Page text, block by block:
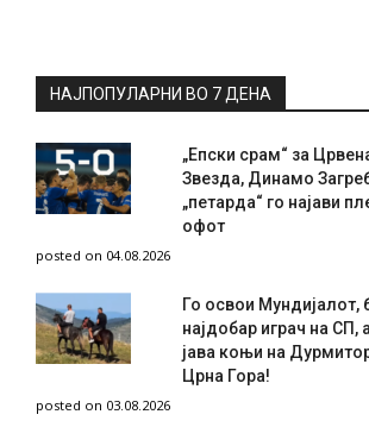
НАЈПОПУЛАРНИ ВО 7 ДЕНА
„Епски срам“ за
Звезда, Динамо
„петарда“ го најави
офот
posted on 04.08.2026
Го освои Мундијалот,
најдобар играч на СП,
јава коњи на
Црна Гора!
posted on 03.08.2026